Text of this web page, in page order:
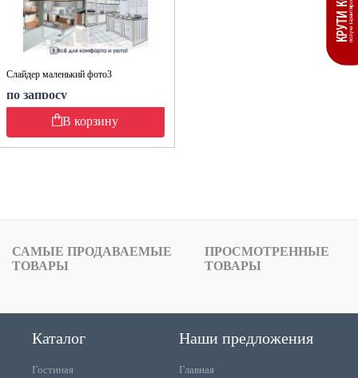
Слайдер маленький фото3
по запросу
В корзину
САМЫЕ ПРОДАВАЕМЫЕ
ТОВАРЫ
ПРОСМОТРЕННЫЕ
ТОВАРЫ
Каталог
Гостиная
Наши предложения
Главная